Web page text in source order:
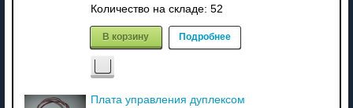
Количество на складе: 52
В корзину Подробнее
Плата управления дуплексом